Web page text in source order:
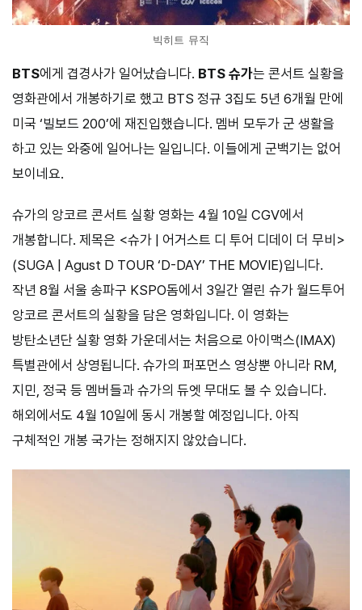
빅히트 뮤직
BTS에게 겹경사가 일어났습니다. BTS 슈가는 콘서트 실황을
영화관에서 개봉하기로 했고 BTS 정규 3집도 5년 6개월 만에
미국 ‘빌보드 200’에 재진입했습니다. 멤버 모두가 군 생활을
하고 있는 와중에 일어나는 일입니다. 이들에게 군백기는 없어
보이네요.
슈가의 앙코르 콘서트 실황 영화는 4월 10일 CGV에서
개봉합니다. 제목은 <슈가 | 어거스트 디 투어 디데이 더 무비>
(SUGA | Agust D TOUR ‘D-DAY’ THE MOVIE)입니다.
작년 8월 서울 송파구 KSPO돔에서 3일간 열린 슈가 월드투어
앙코르 콘서트의 실황을 담은 영화입니다. 이 영화는
방탄소년단 실황 영화 가운데서는 처음으로 아이맥스(IMAX)
특별관에서 상영됩니다. 슈가의 퍼포먼스 영상뿐 아니라 RM,
지민, 정국 등 멤버들과 슈가의 듀엣 무대도 볼 수 있습니다.
해외에서도 4월 10일에 동시 개봉할 예정입니다. 아직
구체적인 개봉 국가는 정해지지 않았습니다.